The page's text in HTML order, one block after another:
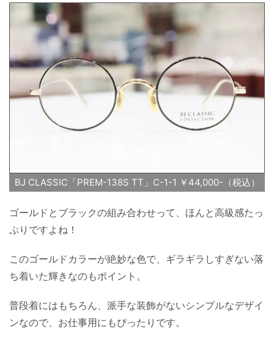
BJ CLASSIC「PREM-138S TT」C-1-1 ￥44,000-（税込）
ゴールドとブラックの組み合わせって、ほんと高級感たっ
ぷりですよね！
このゴールドカラーが絶妙な色で、ギラギラしすぎない落
ち着いた輝きなのもポイント。
普段着にはもちろん、派手な装飾がないシンプルなデザイ
ンなので、お仕事用にもぴったりです。